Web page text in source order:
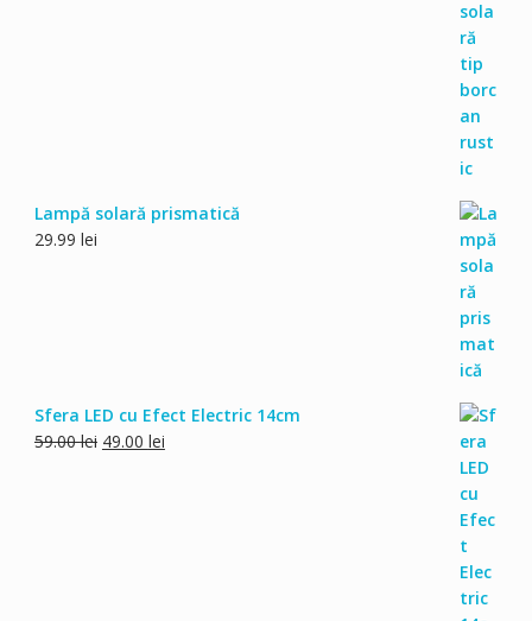
Lampă solară prismatică
29.99 lei
Sfera LED cu Efect Electric 14cm
59.00lei Prețul
49.00 leiPrețul